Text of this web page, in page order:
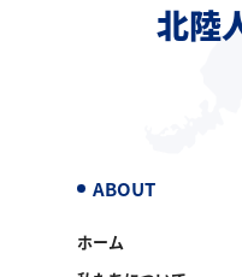
北陸
ABOUT
ホーム